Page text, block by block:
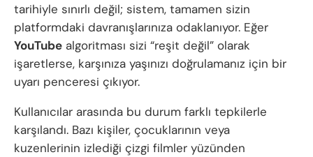
tarihiyle sınırlı değil; sistem, tamamen sizin
platformdaki davranışlarınıza odaklanıyor. Eğer
YouTube algoritması sizi “reşit değil” olarak
işaretlerse, karşınıza yaşınızı doğrulamanız için bir
uyarı penceresi çıkıyor.
Kullanıcılar arasında bu durum farklı tepkilerle
karşılandı. Bazı kişiler, çocuklarının veya
kuzenlerinin izlediği çizgi filmler yüzünden